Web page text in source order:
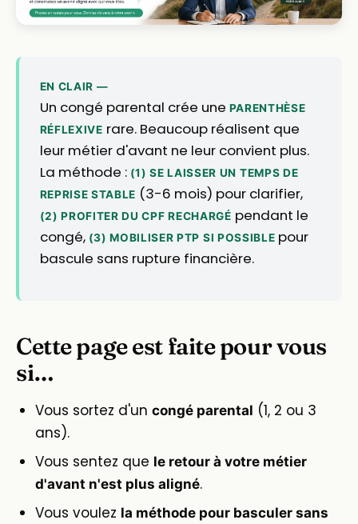
EN CLAIR —
Un congé parental crée une PARENTHÈSE
RÉFLEXIVE rare. Beaucoup réalisent que
leur métier d'avant ne leur convient plus.
La méthode : (1) SE LAISSER UN TEMPS DE
REPRISE STABLE (3-6 mois) pour clarifier,
(2) PROFITER DU CPF RECHARGÉ pendant le
congé, (3) MOBILISER PTP SI POSSIBLE pour
bascule sans rupture financière.
Cette page est faite pour vous
si…
Vous sortez d'un congé parental (1, 2 ou 3
ans).
Vous sentez que le retour à votre métier
d'avant n'est plus aligné.
Vous voulez la méthode pour basculer sans